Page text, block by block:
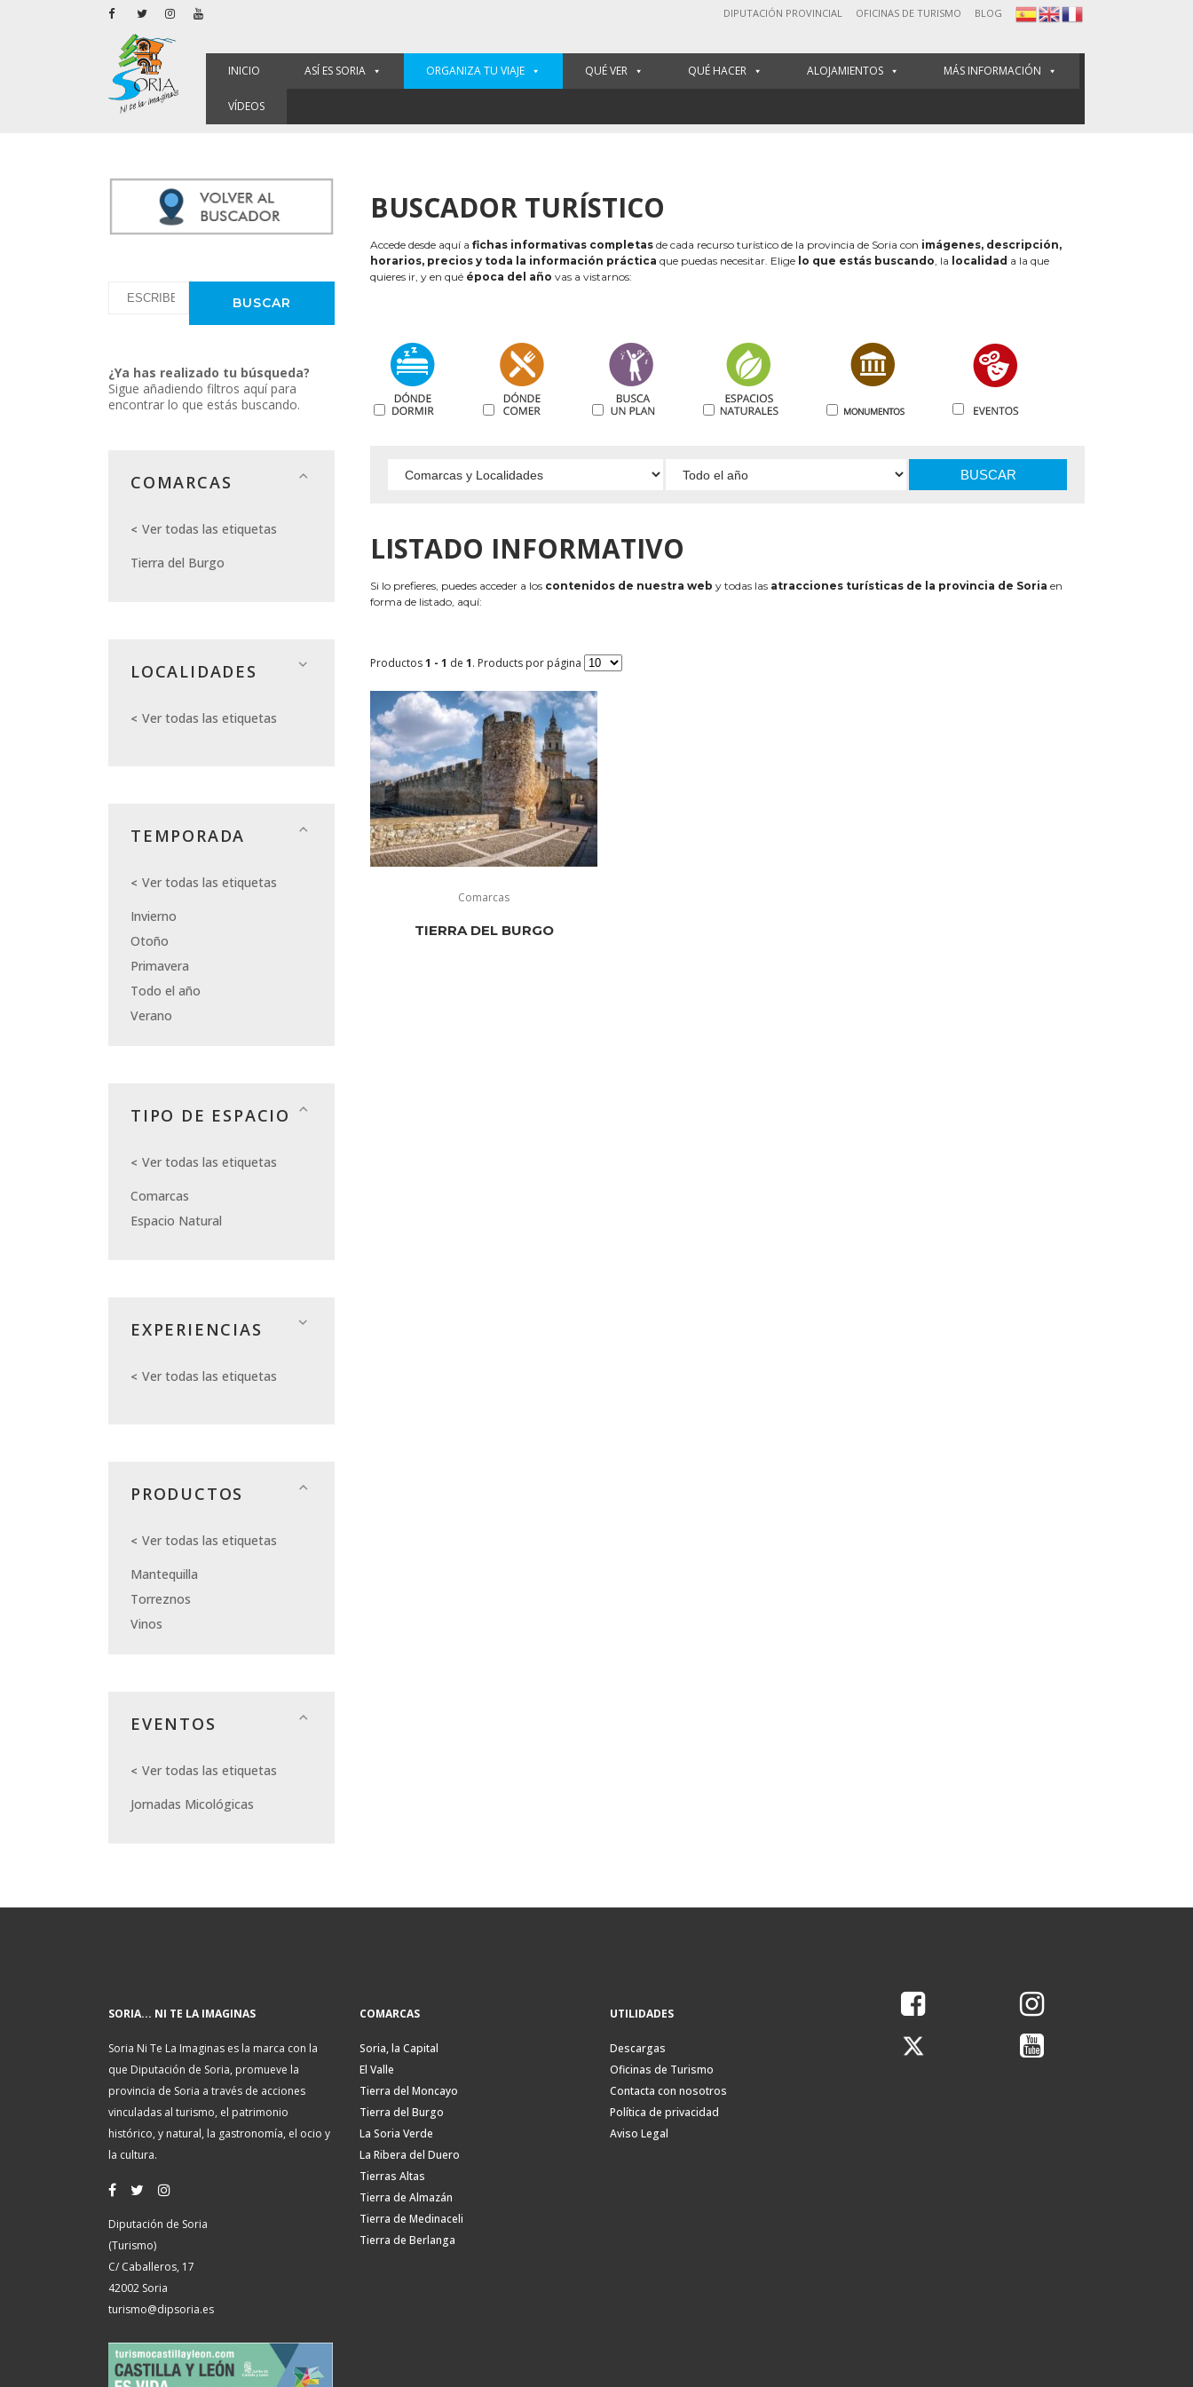
DIPUTACIÓN PROVINCIAL OFICINAS DE TURISMO BLOG
INICIO ASÍ ES SORIA ORGANIZA TU VIAJE QUÉ VER QUÉ HACER ALOJAMIENTOS MÁS INFORMACIÓN
VÍDEOS
¿Ya has realizado tu búsqueda?
Sigue añadiendo filtros aquí para
encontrar lo que estás buscando.
COMARCAS
Ver todas las etiquetas
Tierra del Burgo
LOCALIDADES
Ver todas las etiquetas
TEMPORADA
Ver todas las etiquetas
Invierno
Otoño
Primavera
Todo el año
Verano
TIPO DE ESPACIO
Ver todas las etiquetas
Comarcas
Espacio Natural
EXPERIENCIAS
Ver todas las etiquetas
PRODUCTOS
Ver todas las etiquetas
Mantequilla
Torreznos
Vinos
EVENTOS
Ver todas las etiquetas
Jornadas Micológicas
BUSCADOR TURÍSTICO
Accede desde aquí a fichas informativas completas de cada recurso turístico de la provincia de Soria con imágenes, descripción,
horarios, precios y toda la información práctica que puedas necesitar. Elige lo que estás buscando, la localidad a la que
quieres ir, y en qué época del año vas a vistarnos:
BUSCAR
LISTADO INFORMATIVO
Si lo prefieres, puedes acceder a los contenidos de nuestra web y todas las atracciones turísticas de la provincia de Soria en
forma de listado, aquí:
Productos1 - 1 de 1. Products por página
Comarcas
TIERRA DEL BURGO
SORIA... NI TE LA IMAGINAS
Soria Ni Te La Imaginas es la marca con la
que Diputación de Soria, promueve la
provincia de Soria a través de acciones
vinculadas al turismo, el patrimonio
histórico, y natural, la gastronomía, el ocio y
la cultura.
Diputación de Soria
(Turismo)
C/ Caballeros, 17
42002 Soria
turismo@dipsoria.es
COMARCAS
Soria, la Capital
El Valle
Tierra del Moncayo
Tierra del Burgo
La Soria Verde
La Ribera del Duero
Tierras Altas
Tierra de Almazán
Tierra de Medinaceli
Tierra de Berlanga
UTILIDADES
Descargas
Oficinas de Turismo
Contacta con nosotros
Política de privacidad
Aviso Legal